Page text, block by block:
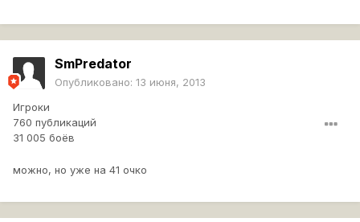
SmPredator
Опубликовано: 13 июня, 2013
Игроки
760 публикаций
31 005 боёв
можно, но уже на 41 очко